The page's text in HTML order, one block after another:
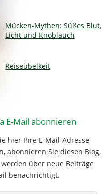
Mücken-Mythen: Süßes Blut,
Licht und Knoblauch
Reiseübelkeit
E-Mail abonnieren
hier Ihre E-Mail-Adresse
abonnieren Sie diesen Blog,
über neue Beiträge
benachrichtigt.